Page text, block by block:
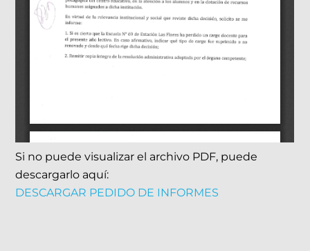
Si no puede visualizar el archivo PDF, puede
descargarlo aquí:
DESCARGAR PEDIDO DE INFORMES